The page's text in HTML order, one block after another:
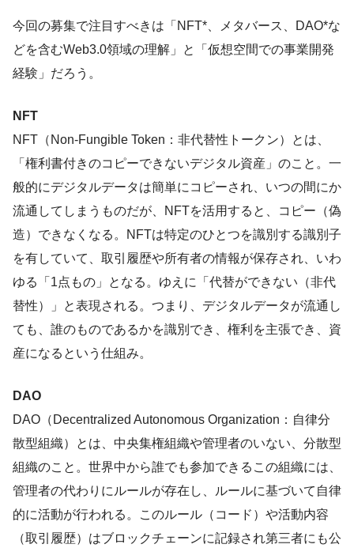
今回の募集で注目すべきは「NFT*、メタバース、DAO*な
どを含むWeb3.0領域の理解」と「仮想空間での事業開発
経験」だろう。
NFT
NFT（Non-Fungible Token：非代替性トークン）とは、
「権利書付きのコピーできないデジタル資産」のこと。一
般的にデジタルデータは簡単にコピーされ、いつの間にか
流通してしまうものだが、NFTを活用すると、コピー（偽
造）できなくなる。NFTは特定のひとつを識別する識別子
を有していて、取引履歴や所有者の情報が保存され、いわ
ゆる「1点もの」となる。ゆえに「代替ができない（非代
替性）」と表現される。つまり、デジタルデータが流通し
ても、誰のものであるかを識別でき、権利を主張でき、資
産になるという仕組み。
DAO
DAO（Decentralized Autonomous Organization：自律分
散型組織）とは、中央集権組織や管理者のいない、分散型
組織のこと。世界中から誰でも参加できるこの組織には、
管理者の代わりにルールが存在し、ルールに基づいて自律
的に活動が行われる。このルール（コード）や活動内容
（取引履歴）はブロックチェーンに記録され第三者にも公